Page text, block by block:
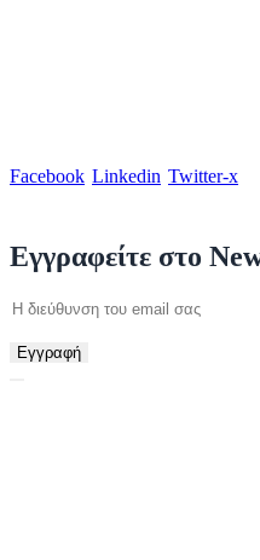
Facebook Linkedin Twitter-x
Εγγραφείτε στο
Εγγραφή